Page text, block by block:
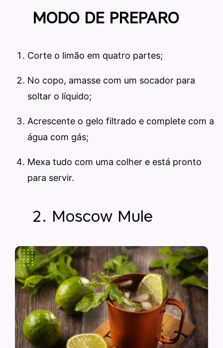
MODO DE PREPARO
Corte o limão em quatro partes;
No copo, amasse com um socador para
soltar o líquido;
Acrescente o gelo filtrado e complete com a
água com gás;
Mexa tudo com uma colher e está pronto
para servir.
2. Moscow Mule